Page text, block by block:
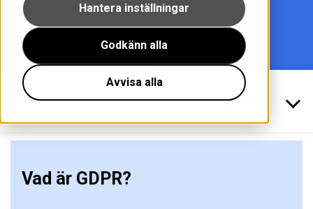
Hantera inställningar
Godkänn alla
Avvisa alla
Vad innebär dataskyddsförordningen?
Vad är GDPR?